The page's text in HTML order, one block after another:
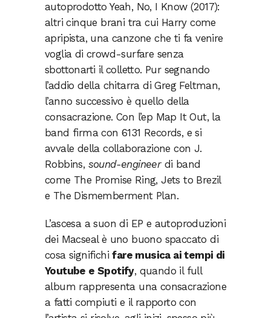
autoprodotto Yeah, No, I Know (2017):
altri cinque brani tra cui Harry come
apripista, una canzone che ti fa venire
voglia di crowd-surfare senza
sbottonarti il colletto. Pur segnando
l’addio della chitarra di Greg Feltman,
l’anno successivo è quello della
consacrazione. Con l’ep Map It Out, la
band firma con 6131 Records, e si
avvale della collaborazione con J.
Robbins, sound-engineerdi band
come The Promise Ring, Jets to Brezil
e The Dismemberment Plan.
L’ascesa a suon di EP e autoproduzioni
dei Macseal è uno buono spaccato di
cosa significhifare musica ai tempi di
Youtube e Spotify, quando il full
album rappresenta una consacrazione
a fatti compiuti e il rapporto con